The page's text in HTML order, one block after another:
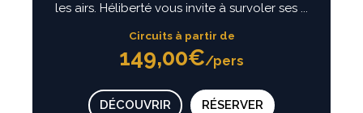
les airs. Héliberté vous invite à survoler ses ...
Circuits à partir de
149,00€/pers
DÉCOUVRIR RÉSERVER